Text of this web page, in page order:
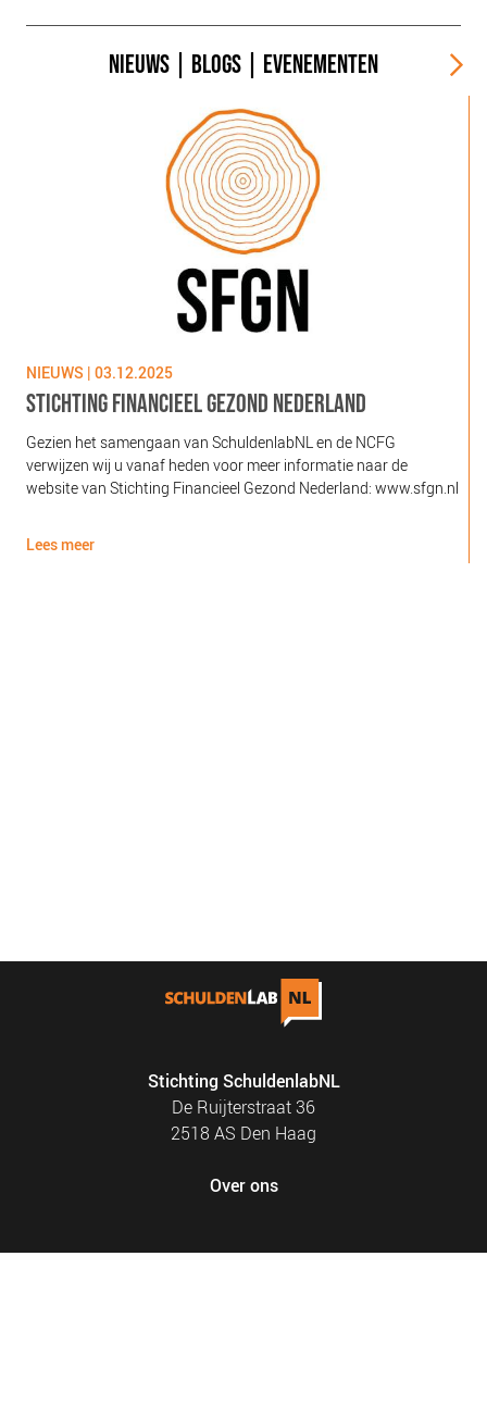
NIEUWS BLOGS EVENEMENTEN
NIEUWS | 03.12.2025
STICHTING FINANCIEEL GEZOND NEDERLAND
Gezien het samengaan van SchuldenlabNL en de NCFG
verwijzen wij u vanaf heden voor meer informatie naar de
website van Stichting Financieel Gezond Nederland: www.sfgn.nl
Lees meer
Stichting SchuldenlabNL
De Ruijterstraat 36
2518 AS Den Haag
Over ons